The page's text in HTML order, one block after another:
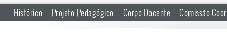
Histórico Projeto Pedagógico Corpo Docente Comissão